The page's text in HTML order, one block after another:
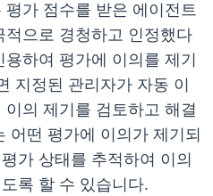
가 점수를 받은 에이전트
적으로 경청하고 인정했다
하여 평가에 이의를 제기
지정된 관리자가 자동 이
의 제기를 검토하고 해결
어떤 평가에 이의가 제기되
가 상태를 추적하여 이의
록 할 수 있습니다.